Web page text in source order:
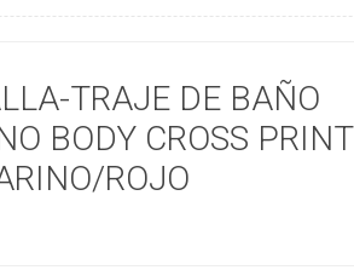
TRAJE DE BAÑO
BODY CROSS PRINT
ROJO